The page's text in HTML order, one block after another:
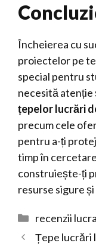
Încheierea cu
proiectelor pe
special pentru
necesită atenție
țepelor lucrări
precum cele
pentru a-ți
timp în
construiește-ți
resurse sigure
Categorii
recenzii
Țepe lucrări